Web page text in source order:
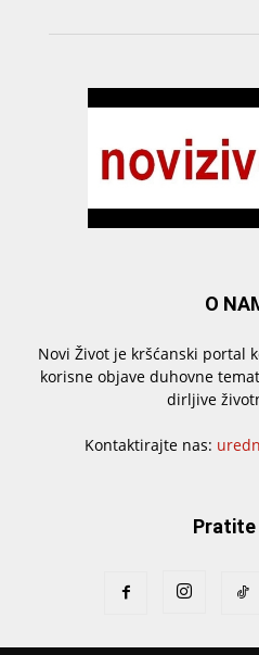
O
Novi Život je kršćanski portal
korisne objave duhovne
dirljive
Kontaktirajte nas:
Pratite